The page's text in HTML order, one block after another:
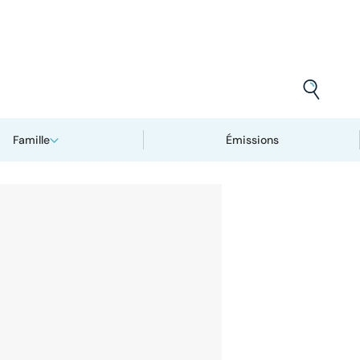
Famille Émissions